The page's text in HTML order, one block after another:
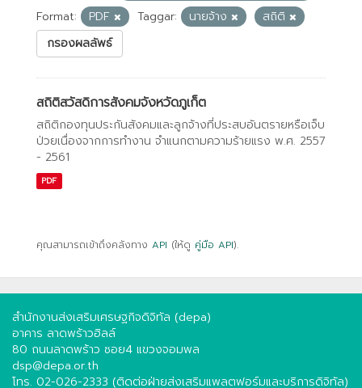
Format:
PDF Taggar: นายจ้าง
สถิติ
กรองผลลัพธ์
สถิติสวัสดิการสังคมจังหวัดภูเก็ต
สถิติกองทุนประกันสังคมและลูกจ้างที่ประสบอันตรายหรือเจ็บ
ป่วยเนื่องจากการทํางาน จําแนกตามความร้ายแรง พ.ศ. 2557
- 2561
PDF
คุณสามารถเข้าถึงคลังทาง API (ให้ดู คู่มือ API).
สำนักงานส่งเสริมเศรษฐกิจดิจิทัล (depa)
อาคาร ลาดพร้าวฮิลล์
80 ถนนลาดพร้าว ซอย4 แขวงจอมพล
dsp@depa.or.th
โทร. 02-026-2333 (ติดต่อฝ่ายส่งเสริมแพลตฟอร์มและบริการดิจิทัล)